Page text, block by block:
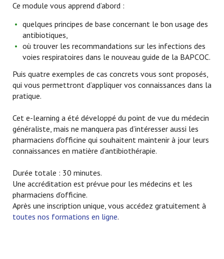
Ce module vous apprend d’abord :
quelques principes de base concernant le bon usage des
antibiotiques,
où trouver les recommandations sur les infections des
voies respiratoires dans le nouveau guide de la BAPCOC.
Puis quatre exemples de cas concrets vous sont proposés,
qui vous permettront d’appliquer vos connaissances dans la
pratique.
Cet e-learning a été développé du point de vue du médecin
généraliste, mais ne manquera pas d’intéresser aussi les
pharmaciens d'officine qui souhaitent maintenir à jour leurs
connaissances en matière d’antibiothérapie.
Durée totale : 30 minutes.
Une accréditation est prévue pour les médecins et les
pharmaciens d’officine.
Après une inscription unique, vous accédez gratuitement à
toutes nos formations en ligne.